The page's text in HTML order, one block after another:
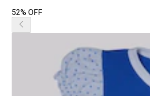
52% OFF